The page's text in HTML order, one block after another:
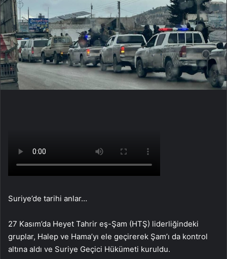
Suriye’de tarihi anlar…
27 Kasım’da Heyet Tahrir eş-Şam (HTŞ) liderliğindeki
gruplar, Halep ve Hama’yı ele geçirerek Şam’ı da kontrol
altına aldı ve Suriye Geçici Hükümeti kuruldu.